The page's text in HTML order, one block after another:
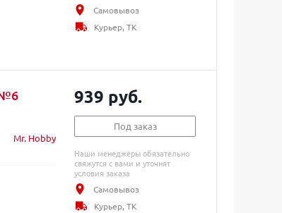
Самовывоз
Курьер, ТК
№6
Mr. Hobby
939 руб.
Под заказ
Наши менеджеры обязательно
свяжутся с вами и уточнят
условия заказа
Самовывоз
Курьер, ТК